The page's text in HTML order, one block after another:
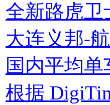
全新路虎卫
大连义邦-
国内平均
根据